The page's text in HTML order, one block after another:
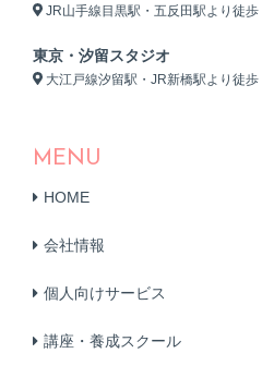
JR山手線目黒駅・五反田駅より徒歩
東京・汐留スタジオ
大江戸線汐留駅・JR新橋駅より徒歩
MENU
HOME
会社情報
個人向けサービス
講座・養成スクール